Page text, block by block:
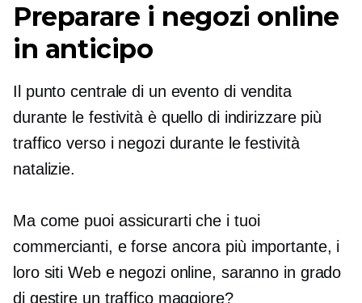
Preparare i negozi online
in anticipo
Il punto centrale di un evento di vendita
durante le festività è quello di indirizzare più
traffico verso i negozi durante le festività
natalizie.
Ma come puoi assicurarti che i tuoi
commercianti, e forse ancora più importante, i
loro siti Web e negozi online, saranno in grado
di gestire un traffico maggiore?